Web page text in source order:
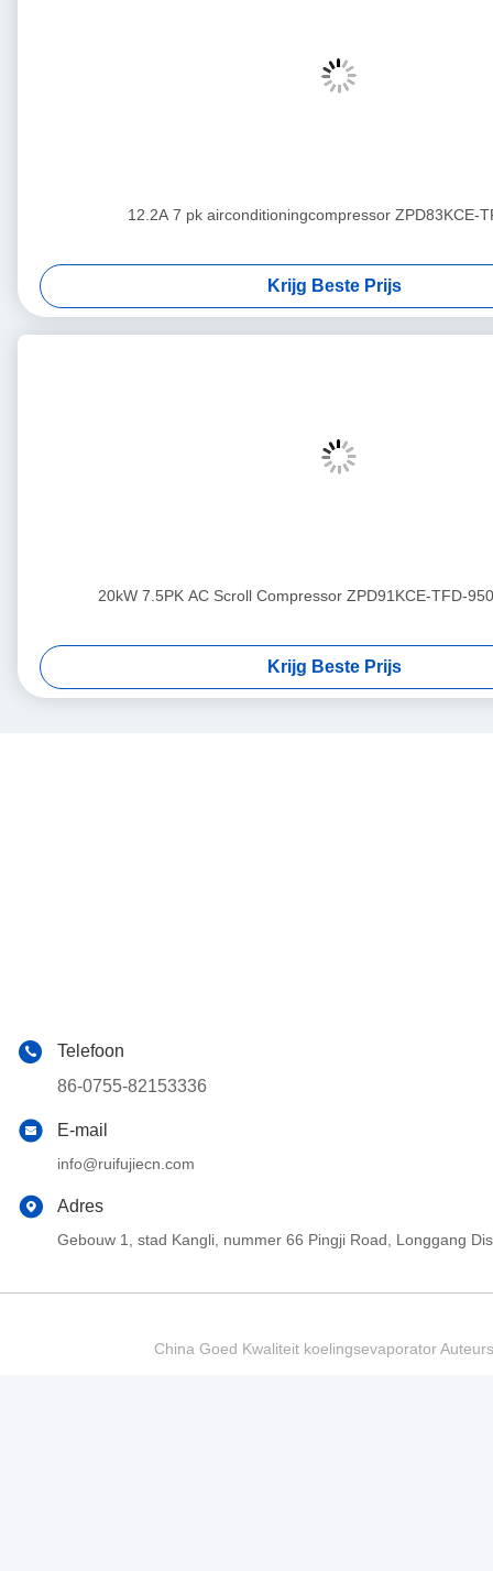
12.2A 7 pk airconditioningcompressor ZPD83KCE-
Krijg Beste Prijs
20kW 7.5PK AC Scroll Compressor ZPD91KCE-TFD-
Krijg Beste Prijs
Telefoon
86-0755-82153336
E-mail
info@ruifujiecn.com
Adres
Gebouw 1, stad Kangli, nummer 66 Pingji Road, Longgang
China Goed Kwaliteit koelingsevaporator